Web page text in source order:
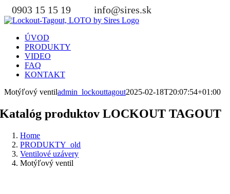
Skip
to
content
0903 15 15 19 info@sires.sk
ÚVOD
PRODUKTY
VIDEO
FAQ
KONTAKT
Motýľový ventiladmin_lockouttagout2025-02-18T20:07:54+01:00
Katalóg produktov LOCKOUT TAGOUT
Home
PRODUKTY_old
Ventilové uzávery
Motýľový ventil